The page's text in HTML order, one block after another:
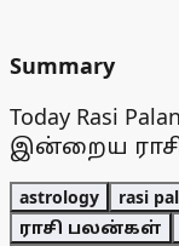
Summary
Today Rasi
இன்றைய
astrology rasi
ராசி பலன்கள்